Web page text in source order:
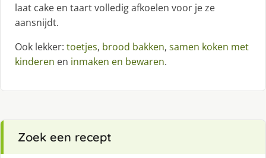
laat cake en taart volledig afkoelen voor je ze
aansnijdt.
Ook lekker: toetjes, brood bakken, samen koken met
kinderen en inmaken en bewaren.
Zoek een recept